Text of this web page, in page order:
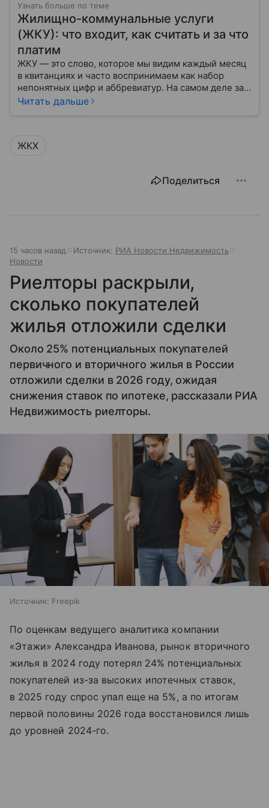
Узнать больше по теме
Жилищно-коммунальные услуги
(ЖКУ): что входит, как считать и за что
платим
ЖКУ — это слово, которое мы видим каждый месяц
в квитанциях и часто воспринимаем как набор
непонятных цифр и аббревиатур. На самом деле за
ним скрывается целая система: от уборки подъезда
Читать дальше
ЖКХ
Поделиться
15 часов назад Источник: РИА Новости Недвижимость
Новости
Риелторы раскрыли,
сколько покупателей
жилья отложили сделки
Около 25% потенциальных покупателей
первичного и вторичного жилья в России
отложили сделки в 2026 году, ожидая
снижения ставок по ипотеке, рассказали РИА
Недвижимость риелторы.
Источник: Freepik
По оценкам ведущего аналитика компании
«Этажи» Александра Иванова, рынок вторичного
жилья в 2024 году потерял 24% потенциальных
покупателей из-за высоких ипотечных ставок,
в 2025 году спрос упал еще на 5%, а по итогам
первой половины 2026 года восстановился лишь
до уровней 2024-го.